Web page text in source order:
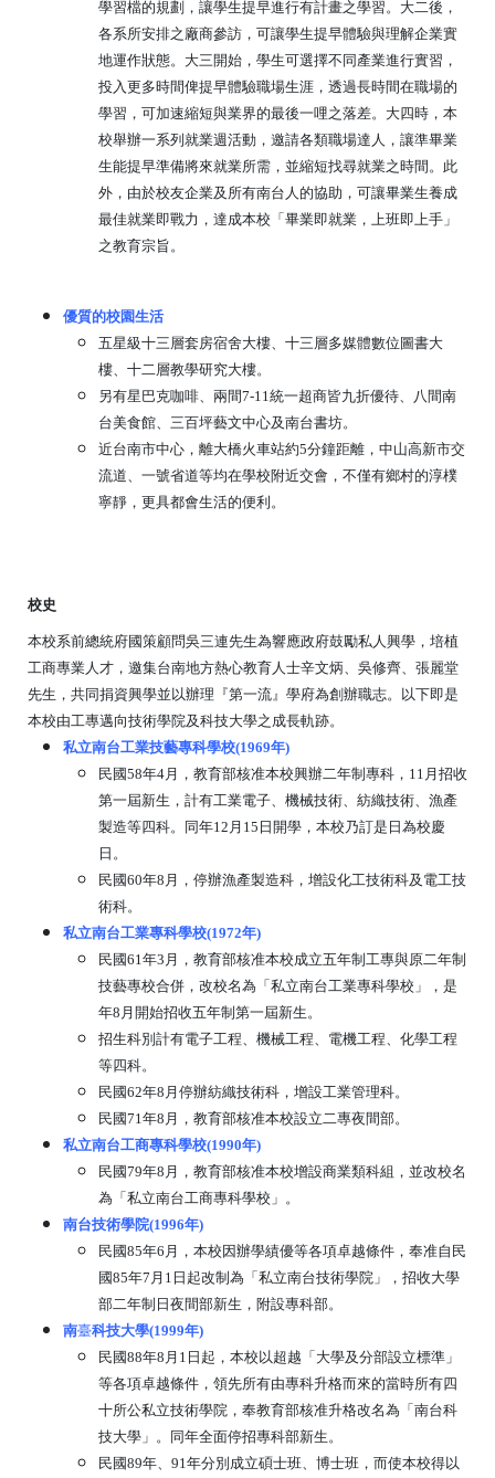
學習檔的規劃，讓學生提早進行有計畫之學習。大二後，
各系所安排之廠商參訪，可讓學生提早體驗與理解企業實
地運作狀態。大三開始，學生可選擇不同產業進行實習，
投入更多時間俾提早體驗職場生涯，透過長時間在職場的
學習，可加速縮短與業界的最後一哩之落差。大四時，本
校舉辦一系列就業週活動，邀請各類職場達人，讓準畢業
生能提早準備將來就業所需，並縮短找尋就業之時間。此
外，由於校友企業及所有南台人的協助，可讓畢業生養成
最佳就業即戰力，達成本校「畢業即就業，上班即上手」
之教育宗旨。
優質的校園生活
五星級十三層套房宿舍大樓、十三層多媒體數位圖書大
樓、十二層教學研究大樓。
另有星巴克咖啡、兩間7-11統一超商皆九折優待、八間南
台美食館、三百坪藝文中心及南台書坊。
近台南市中心，離大橋火車站約5分鐘距離，中山高新市交
流道、一號省道等均在學校附近交會，不僅有鄉村的淳樸
寧靜，更具都會生活的便利。
校史
本校系前總統府國策顧問吳三連先生為響應政府鼓勵私人興學，培植
工商專業人才，邀集台南地方熱心教育人士辛文炳、吳修齊、張麗堂
先生，共同捐資興學並以辦理『第一流』學府為創辦職志。以下即是
本校由工專邁向技術學院及科技大學之成長軌跡。
私立南台工業技藝專科學校(1969年)
民國58年4月，教育部核准本校興辦二年制專科，11月招收
第一屆新生，計有工業電子、機械技術、紡織技術、漁產
製造等四科。同年12月15日開學，本校乃訂是日為校慶
日。
民國60年8月，停辦漁產製造科，增設化工技術科及電工技
術科。
私立南台工業專科學校(1972年)
民國61年3月，教育部核准本校成立五年制工專與原二年制
技藝專校合併，改校名為「私立南台工業專科學校」，是
年8月開始招收五年制第一屆新生。
招生科別計有電子工程、機械工程、電機工程、化學工程
等四科。
民國62年8月停辦紡織技術科，增設工業管理科。
民國71年8月，教育部核准本校設立二專夜間部。
私立南台工商專科學校(1990年)
民國79年8月，教育部核准本校增設商業類科組，並改校名
為「私立南台工商專科學校」。
南台技術學院(1996年)
民國85年6月，本校因辦學績優等各項卓越條件，奉准自民
國85年7月1日起改制為「私立南台技術學院」，招收大學
部二年制日夜間部新生，附設專科部。
南臺科技大學(1999年)
民國88年8月1日起，本校以超越「大學及分部設立標準」
等各項卓越條件，領先所有由專科升格而來的當時所有四
十所公私立技術學院，奉教育部核准升格改名為「南台科
技大學」。同年全面停招專科部新生。
民國89年、91年分別成立碩士班、博士班，而使本校得以